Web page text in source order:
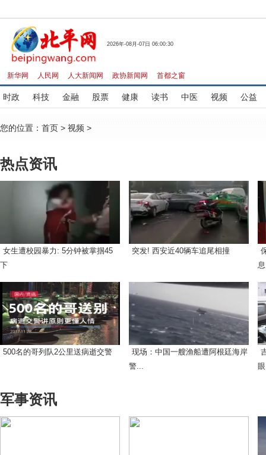
2026年-08月-07日 06:00:30
新华网 人民网 人大新闻网 政协新闻网 首都之窗
时政 科技 金融 股票 健康 读书 中医 视频 公益
您的位置： 首页 > 视频 >
热点资讯
女生遭校园暴力: 5分钟被掌掴45
下
突发! 西安近40辆车追尾相撞
息
500名的哥列队2公里送病逝交警
现场：中国一艘渔船遭阿根廷海岸
警...
军事资讯